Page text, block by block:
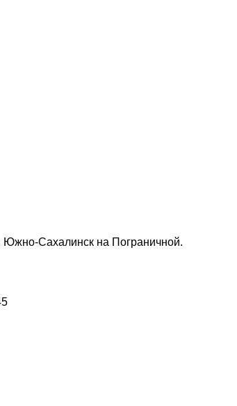
Южно-Сахалинск на Пограничной.